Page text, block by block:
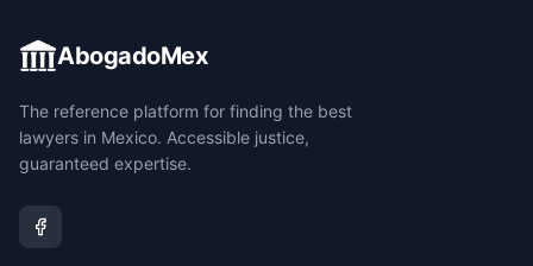
AbogadoMex
The reference platform for finding the best
lawyers in Mexico. Accessible justice,
guaranteed expertise.